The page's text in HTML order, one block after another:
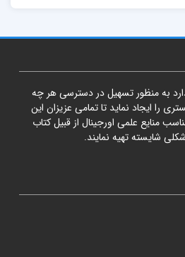
به منظور تسهیل در دسترسی هر چه
را ایجاد نماید تا تمامی عزیزان این
منایع علمی اورجینال از قبیل کتاب
شایسته تهیه نمایند.